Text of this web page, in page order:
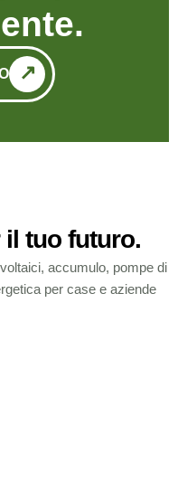
tuo futuro.
accumulo, pompe di
per case e aziende